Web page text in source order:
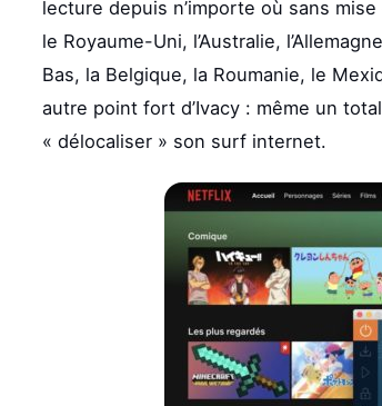
lecture depuis n’importe où sans
le Royaume-Uni, l’Australie,
Bas, la Belgique, la Roumanie, le
autre point fort d’Ivacy : même un
« délocaliser » son surf internet.